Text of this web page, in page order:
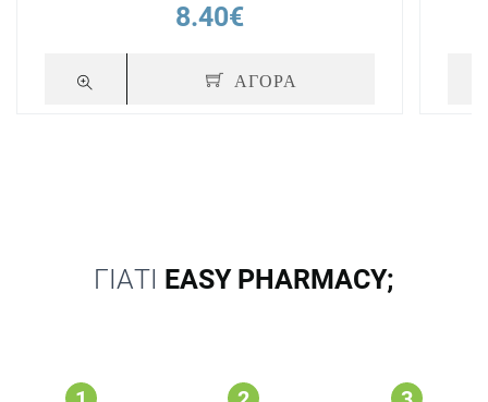
8.40€
ΑΓΟΡΑ
ΓΙΑΤΙ EASY PHARMACY;